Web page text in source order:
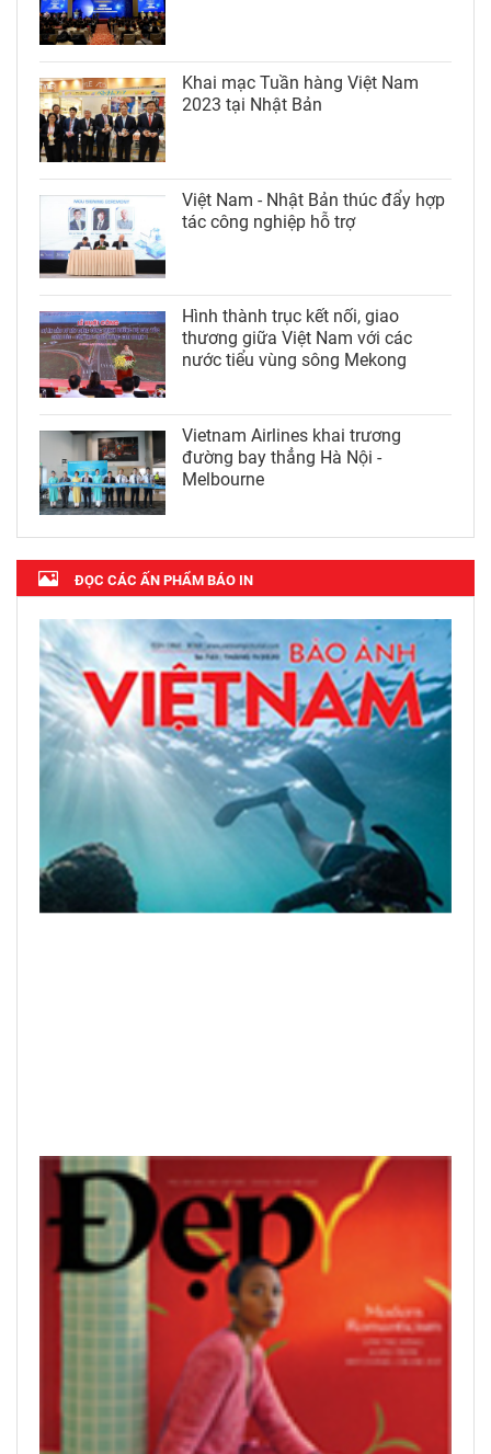
Khai mạc Tuần hàng Việt Nam
2023 tại Nhật Bản
Việt Nam - Nhật Bản thúc đẩy hợp
tác công nghiệp hỗ trợ
Hình thành trục kết nối, giao
thương giữa Việt Nam với các
nước tiểu vùng sông Mekong
Vietnam Airlines khai trương
đường bay thẳng Hà Nội -
Melbourne
ĐỌC CÁC ẤN PHẨM BÁO IN